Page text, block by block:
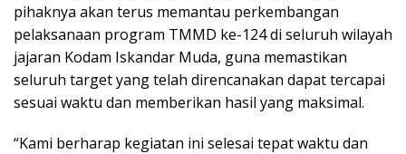
pihaknya akan terus memantau perkembangan
pelaksanaan program TMMD ke-124 di seluruh wilayah
jajaran Kodam Iskandar Muda, guna memastikan
seluruh target yang telah direncanakan dapat tercapai
sesuai waktu dan memberikan hasil yang maksimal.
“Kami berharap kegiatan ini selesai tepat waktu dan